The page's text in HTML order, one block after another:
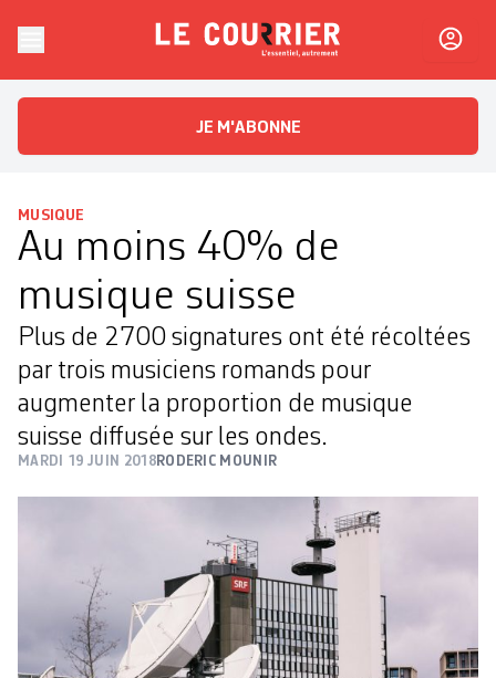
Le CourrierL'essentiel, autrement
JE M'ABONNE
MUSIQUE
Au moins 40% de
musique suisse
Plus de 2700 signatures ont été récoltées
par trois musiciens romands pour
augmenter la proportion de musique
suisse diffusée sur les ondes.
MARDI 19 JUIN 2018RODERIC MOUNIR